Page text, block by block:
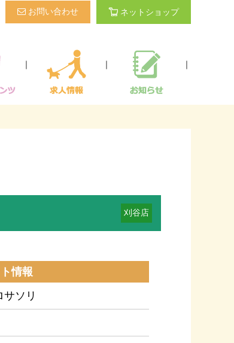
お問い合わせ ネットショップ
｜ ｜ ｜
刈谷店
情報
サソリ